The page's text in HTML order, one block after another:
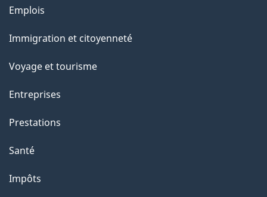
Thèmes
sujets
Emplois
Immigration et citoyenneté
Voyage et tourisme
Entreprises
Prestations
Santé
Impôts